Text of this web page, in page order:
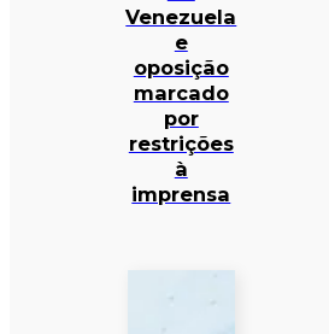
Venezuela
e
oposição
marcado
por
restrições
à
imprensa